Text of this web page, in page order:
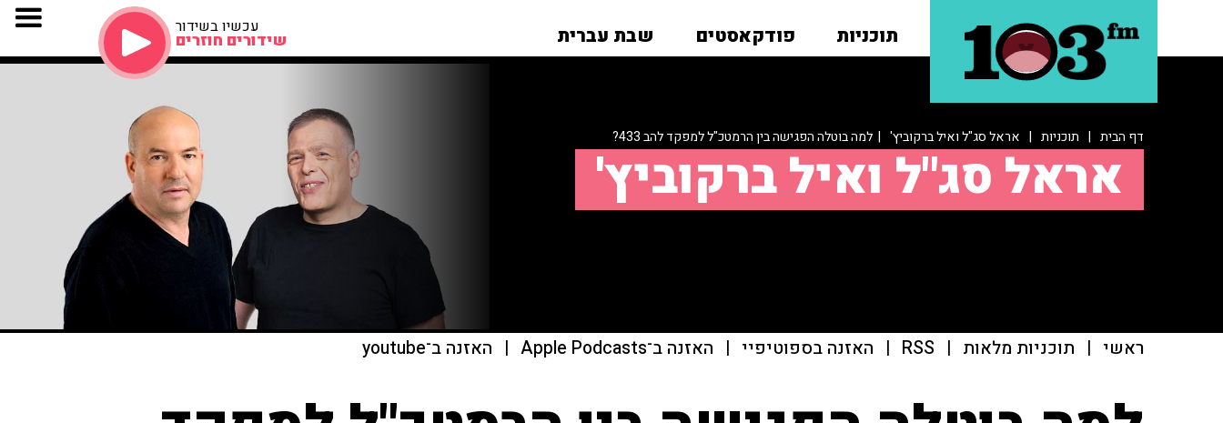
תוכניות פודקאסטים שבת עברית עכשיו בשידור
שידורים חוזרים
דף הבית | תוכניות | אראל סג"ל ואיל ברקוביץ' | למה בוטלה הפגישה בין הרמטכ"ל למפקד להב 433?
אראל סג"ל ואיל ברקוביץ'
ראשי | תוכניות מלאות |
RSS
| האזנה בספוטיפיי | האזנה ב־Apple Podcasts | האזנה ב־youtube